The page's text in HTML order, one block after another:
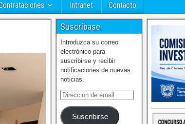
Intranet Contacto
Suscríbase
Introduzca su correo
electrónico para
suscribirse y recibir
notificaciones de nuevas
noticias.
Suscribirse